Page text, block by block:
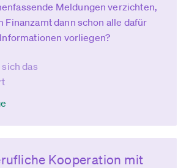
Meldungen verzichten,
Finanzamt dann schon alle dafür
vorliegen?
das
Kooperation mit